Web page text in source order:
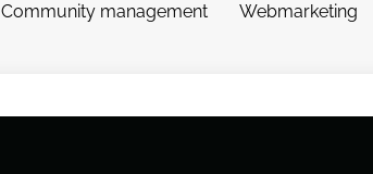
Community management Webmarketing